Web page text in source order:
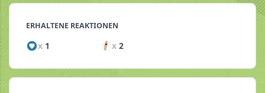
ERHALTENE REAKTIONEN
x 1 x2